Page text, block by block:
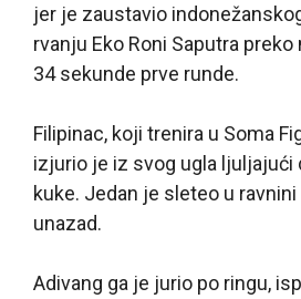
jer je zaustavio
rvanju Eko Roni Saputra
34 sekunde prve runde.
Filipinac, koji trenira u Soma
izjurio je iz svog ugla ljuljajući
kuke. Jedan je sleteo u
unazad.
Adivang ga je jurio po ringu,